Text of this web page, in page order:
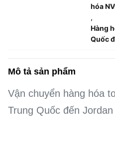
hóa
,
Hàng
Quốc
Mô tả sản phẩm
Vận chuyển hàng hóa
Trung Quốc đến Jordan